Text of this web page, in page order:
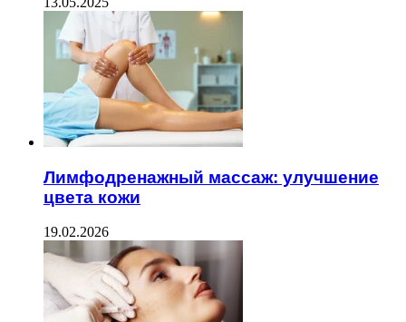
Лимфодренажный массаж: улучшение
цвета кожи
19.02.2026